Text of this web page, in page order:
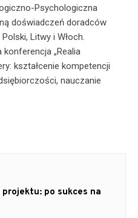
Psychologiczna
doświadczeń doradców
Litwy i Włoch.
„Realia
kształcenie kompetencji
nauczanie
po sukces na